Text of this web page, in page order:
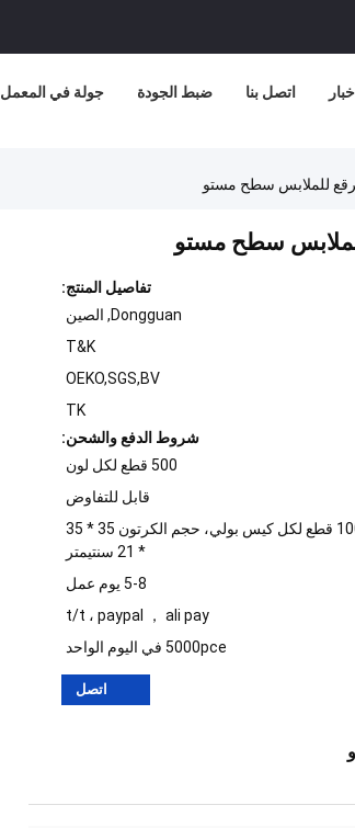
جولة في المعمل ضبط الجودة اتصل بنا أخبار
للملابس سطح مستو
سطح مستو
تفاصيل المنتج:
Dongguan, الصين
T&K
OEKO,SGS,BV
TK
شروط الدفع والشحن:
500 قطع لكل لون
قابل للتفاوض
100 قطع لكل كيس بولي، حجم الكرتون 35 * 35
* 21 سنتيمتر
5-8 يوم عمل
t/t ، paypal ， ali pay
5000pce في اليوم الواحد
اتصل